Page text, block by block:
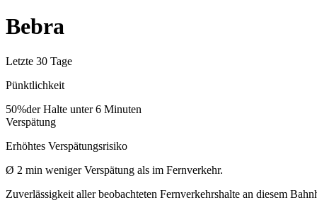
Bebra
Letzte 30 Tage
Pünktlichkeit
50%der Halte unter 6 Minuten
Verspätung
Erhöhtes Verspätungsrisiko
Ø 2 min weniger Verspätung als im Fernverkehr.
Zuverlässigkeit aller beobachteten Fernverkehrshalte an diesem